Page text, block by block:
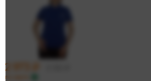
2 973 ₽
по карте